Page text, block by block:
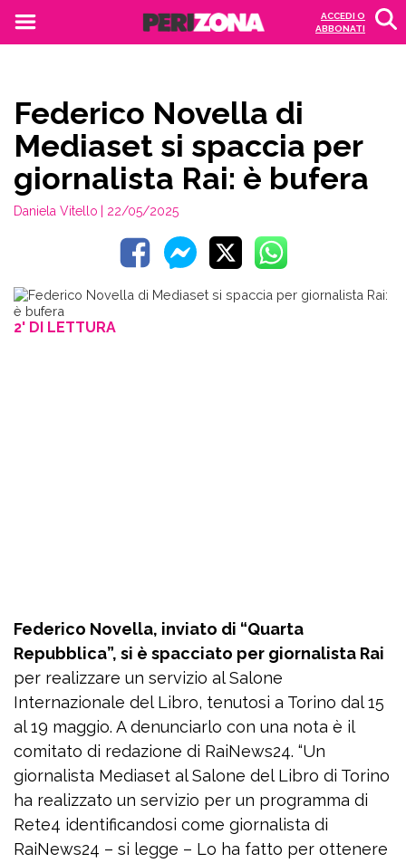
ACCEDI O
ABBONATI
Federico Novella di
Mediaset si spaccia per
giornalista Rai: è bufera
Daniela Vitello | 22/05/2025
2' DI LETTURA
Federico Novella, inviato di “Quarta
Repubblica”, si è spacciato per giornalista Rai
per realizzare un servizio al Salone
Internazionale del Libro, tenutosi a Torino dal 15
al 19 maggio. A denunciarlo con una nota è il
comitato di redazione di RaiNews24. “Un
giornalista Mediaset al Salone del Libro di Torino
ha realizzato un servizio per un programma di
Rete4 identificandosi come giornalista di
RaiNews24 – si legge – Lo ha fatto per ottenere